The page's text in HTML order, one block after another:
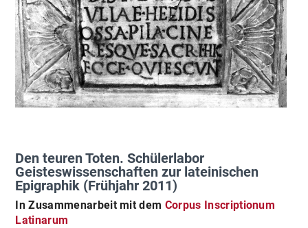
Den teuren Toten. Schülerlabor
Geisteswissenschaften zur lateinischen
Epigraphik (Frühjahr 2011)
In Zusammenarbeit mit dem Corpus Inscriptionum
Latinarum